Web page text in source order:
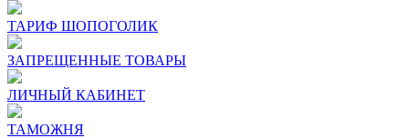
ТАРИФ ШОПОГОЛИК
ЗАПРЕЩЕННЫЕ ТОВАРЫ
ЛИЧНЫЙ КАБИНЕТ
ТАМОЖНЯ